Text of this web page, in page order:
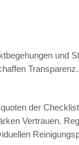
und
der
Vertrauen.